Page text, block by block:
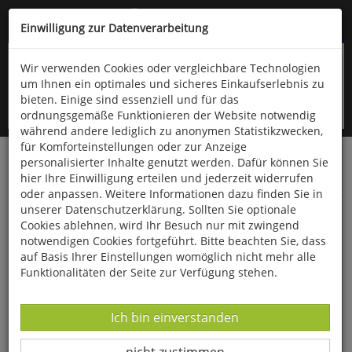
Kompletten Head der Seite überspringen
oder (06766) 9323-960
Startseite Bücher Downloads
Zeitschriften
Der Falke
Braunkehlchen als Indikator
Einwilligung zur Datenverarbeitung
Wir verwenden Cookies oder vergleichbare Technologien
um Ihnen ein optimales und sicheres Einkaufserlebnis zu
bieten. Einige sind essenziell und für das
ordnungsgemäße Funktionieren der Website notwendig
während andere lediglich zu anonymen Statistikzwecken,
für Komforteinstellungen oder zur Anzeige
personalisierter Inhalte genutzt werden. Dafür können Sie
hier Ihre Einwilligung erteilen und jederzeit widerrufen
oder anpassen. Weitere Informationen dazu finden Sie in
unserer Datenschutzerklärung. Sollten Sie optionale
Cookies ablehnen, wird Ihr Besuch nur mit zwingend
notwendigen Cookies fortgeführt. Bitte beachten Sie, dass
auf Basis Ihrer Einstellungen womöglich nicht mehr alle
Funktionalitäten der Seite zur Verfügung stehen.
Datenverarbeitung -
Ich bin einverstanden